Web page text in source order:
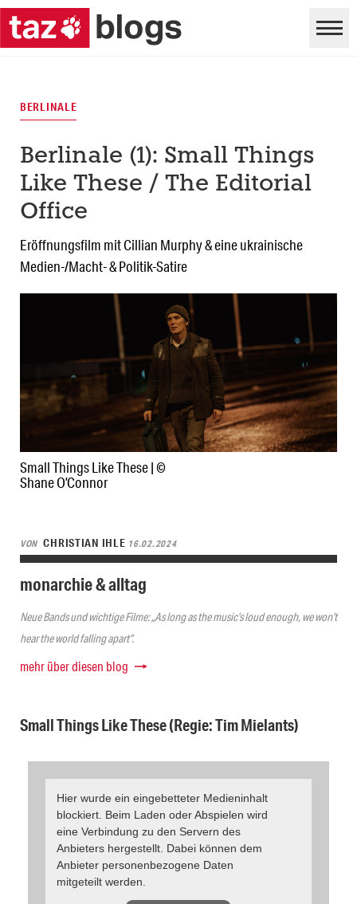
Small Things Like These | ©
Shane O’Connor
BERLINALE
Berlinale (1): Small Things
Like These / The Editorial
Office
Eröffnungsfilm mit Cillian Murphy & eine ukrainische
Medien-/Macht- & Politik-Satire
VON CHRISTIAN IHLE 16.02.2024
monarchie & alltag
Neue Bands und wichtige Filme: „As long as the music’s loud enough, we won’t
hear the world falling apart“.
mehr über diesen blog
Small Things Like These (Regie: Tim Mielants)
Hier wurde ein eingebetteter Medieninhalt
blockiert. Beim Laden oder Abspielen wird
eine Verbindung zu den Servern des
Anbieters hergestellt. Dabei können dem
Anbieter personenbezogene Daten
mitgeteilt werden.